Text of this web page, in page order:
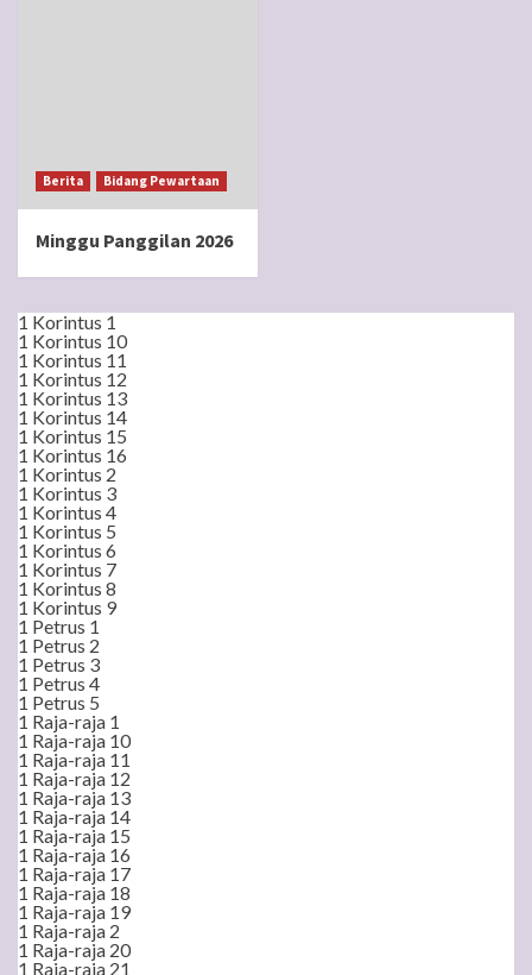
Berita Bidang Pewartaan
Minggu Panggilan 2026
1 Korintus 1
1 Korintus 10
1 Korintus 11
1 Korintus 12
1 Korintus 13
1 Korintus 14
1 Korintus 15
1 Korintus 16
1 Korintus 2
1 Korintus 3
1 Korintus 4
1 Korintus 5
1 Korintus 6
1 Korintus 7
1 Korintus 8
1 Korintus 9
1 Petrus 1
1 Petrus 2
1 Petrus 3
1 Petrus 4
1 Petrus 5
1 Raja-raja 1
1 Raja-raja 10
1 Raja-raja 11
1 Raja-raja 12
1 Raja-raja 13
1 Raja-raja 14
1 Raja-raja 15
1 Raja-raja 16
1 Raja-raja 17
1 Raja-raja 18
1 Raja-raja 19
1 Raja-raja 2
1 Raja-raja 20
1 Raja-raja 21